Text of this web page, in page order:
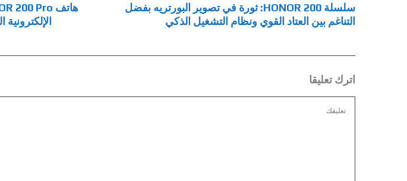
سلسلة HONOR 200: ثورة في تصوير البورتريه بفضل
التناغم بين العتاد القوي ونظام التشغيل الذكي
اترك تعليقا